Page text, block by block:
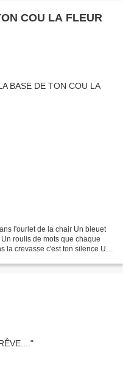
COU LA FLEUR
l'ourlet de la chair Un bleuet
roulis de mots que chaque
la crevasse c'est ton silence Un